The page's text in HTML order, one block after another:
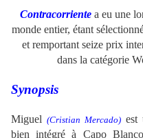
Contracorrientea eu une
monde entier, étant
et remportant seize prix
dans la catégorie
Synopsis
Miguel(Cristian Mercado) est
bien intégré à Capo